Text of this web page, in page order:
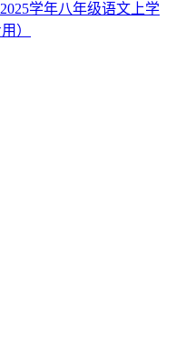
学年八年级语文上学
）